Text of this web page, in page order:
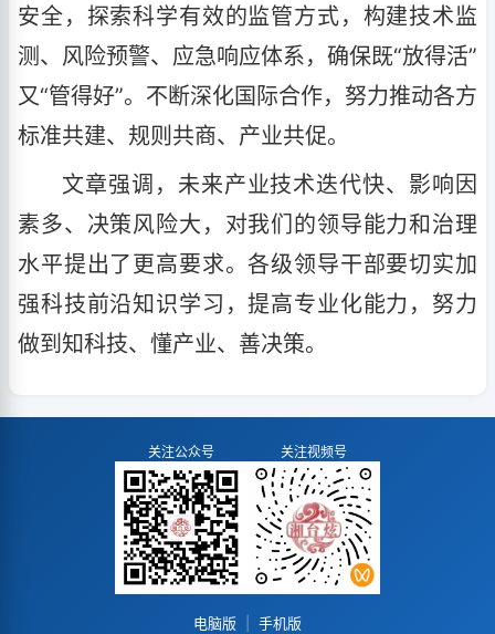
安全，探索科学有效的监管方式，构建技术监
测、风险预警、应急响应体系，确保既“放得活”
又“管得好”。不断深化国际合作，努力推动各方
标准共建、规则共商、产业共促。
文章强调，未来产业技术迭代快、影响因
素多、决策风险大，对我们的领导能力和治理
水平提出了更高要求。各级领导干部要切实加
强科技前沿知识学习，提高专业化能力，努力
做到知科技、懂产业、善决策。
关注公众号 关注视频号
电脑版 手机版